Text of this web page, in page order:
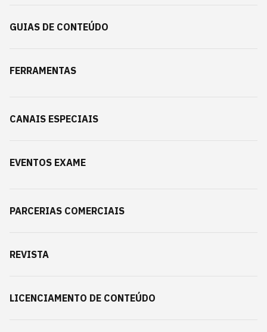
GUIAS DE CONTEÚDO
FERRAMENTAS
CANAIS ESPECIAIS
EVENTOS EXAME
PARCERIAS COMERCIAIS
REVISTA
LICENCIAMENTO DE CONTEÚDO